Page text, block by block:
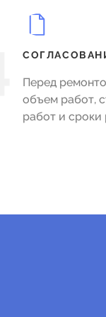
Перед
объем работ,
работ и сроки